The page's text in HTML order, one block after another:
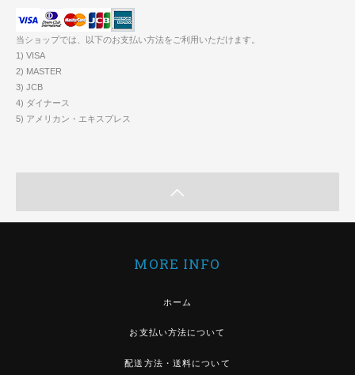
当ショップでは、以下のお支払い方法をご利用いただけます。
1) VISA
2) MASTER
3) JCB
4) ダイナース
5) アメリカン・エキスプレス
MORE INFO
ホーム
お支払い方法について
配送方法・送料について